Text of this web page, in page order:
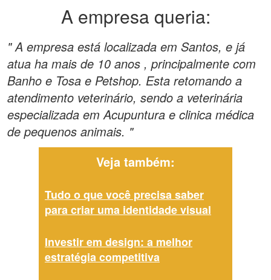
A empresa queria:
" A empresa está localizada em Santos, e já
atua ha mais de 10 anos , principalmente com
Banho e Tosa e Petshop. Esta retomando a
atendimento veterinário, sendo a veterinária
especializada em Acupuntura e clinica médica
de pequenos animais. "
Veja também:
Tudo o que você precisa saber
para criar uma identidade visual
Investir em design: a melhor
estratégia competitiva